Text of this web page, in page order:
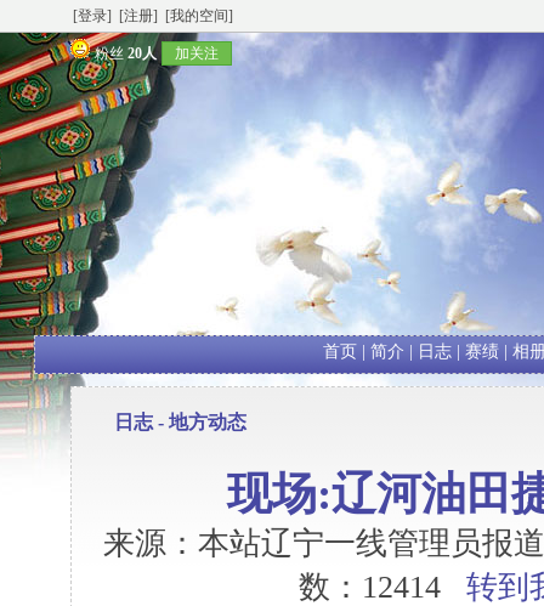
[登录] [注册] [我的空间]
粉丝 20人 加关注
首页 简介 日志| 赛绩| 相
日志 - 地方动态
现场:辽河油田
来源：本站辽宁一线管理员报
数：12414 转到